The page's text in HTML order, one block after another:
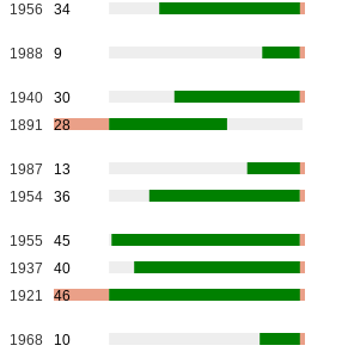
1956 34
1988 9
1940
30
1891 28
1987
13
1954 36
1955
45
1937
40
1921 46
1968
10